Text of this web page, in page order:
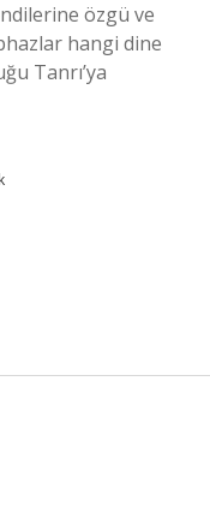
özgü ve
hangi dine
Tanrı’ya